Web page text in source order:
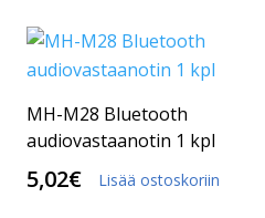
MH-M28 Bluetooth
audiovastaanotin 1 kpl
5,02€ Lisää ostoskoriin